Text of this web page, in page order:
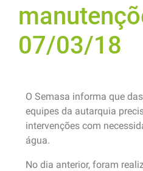
07/03/18
O Semasa informa que
equipes da autarquia
intervenções com
água.
No dia anterior, foram